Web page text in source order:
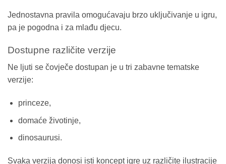
Jednostavna pravila omogućavaju brzo uključivanje u igru,
pa je pogodna i za mlađu djecu.
Dostupne različite verzije
Ne ljuti se čovječe dostupan je u tri zabavne tematske
verzije:
princeze,
domaće životinje,
dinosaurusi.
Svaka verzija donosi isti koncept igre uz različite ilustracije